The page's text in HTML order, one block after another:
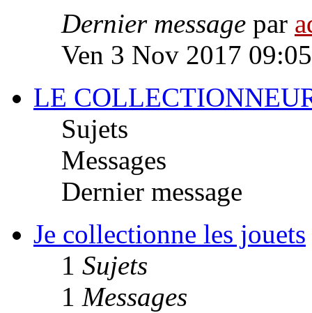
Dernier message par
Ven 3 Nov 2017 09:05
LE
Sujets
Messages
Dernier message
Je collectionne les jouets
1 Sujets
1 Messages